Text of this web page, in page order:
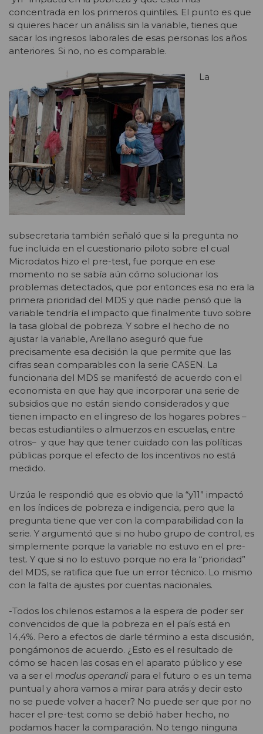
concentrada en los primeros quintiles. El punto es que
si quieres hacer un análisis sin la variable, tienes que
sacar los ingresos laborales de esas personas los años
anteriores. Si no, no es comparable.
La
subsecretaria también señaló que si la pregunta no
fue incluida en el cuestionario piloto sobre el cual
Microdatos hizo el pre-test, fue porque en ese
momento no se sabía aún cómo solucionar los
problemas detectados, que por entonces esa no era la
primera prioridad del MDS y que nadie pensó que la
variable tendría el impacto que finalmente tuvo sobre
la tasa global de pobreza. Y sobre el hecho de no
ajustar la variable, Arellano aseguró que fue
precisamente esa decisión la que permite que las
cifras sean comparables con la serie CASEN. La
funcionaria del MDS se manifestó de acuerdo con el
economista en que hay que incorporar una serie de
subsidios que no están siendo considerados y que
tienen impacto en el ingreso de los hogares pobres –
becas estudiantiles o almuerzos en escuelas, entre
otros– y que hay que tener cuidado con las políticas
públicas porque el efecto de los incentivos no está
medido.
Urzúa le respondió que es obvio que la “y11” impactó
en los índices de pobreza e indigencia, pero que la
pregunta tiene que ver con la comparabilidad con la
serie. Y argumentó que si no hubo grupo de control, es
simplemente porque la variable no estuvo en el pre-
test. Y que si no lo estuvo porque no era la “prioridad”
del MDS, se ratifica que fue un error técnico. Lo mismo
con la falta de ajustes por cuentas nacionales.
-Todos los chilenos estamos a la espera de poder ser
convencidos de que la pobreza en el país está en
14,4%. Pero a efectos de darle término a esta discusión,
pongámonos de acuerdo. ¿Esto es el resultado de
cómo se hacen las cosas en el aparato público y ese
va a ser el modus operandi para el futuro o es un tema
puntual y ahora vamos a mirar para atrás y decir esto
no se puede volver a hacer? No puede ser que por no
hacer el pre-test como se debió haber hecho, no
podamos hacer la comparación. No tengo ninguna